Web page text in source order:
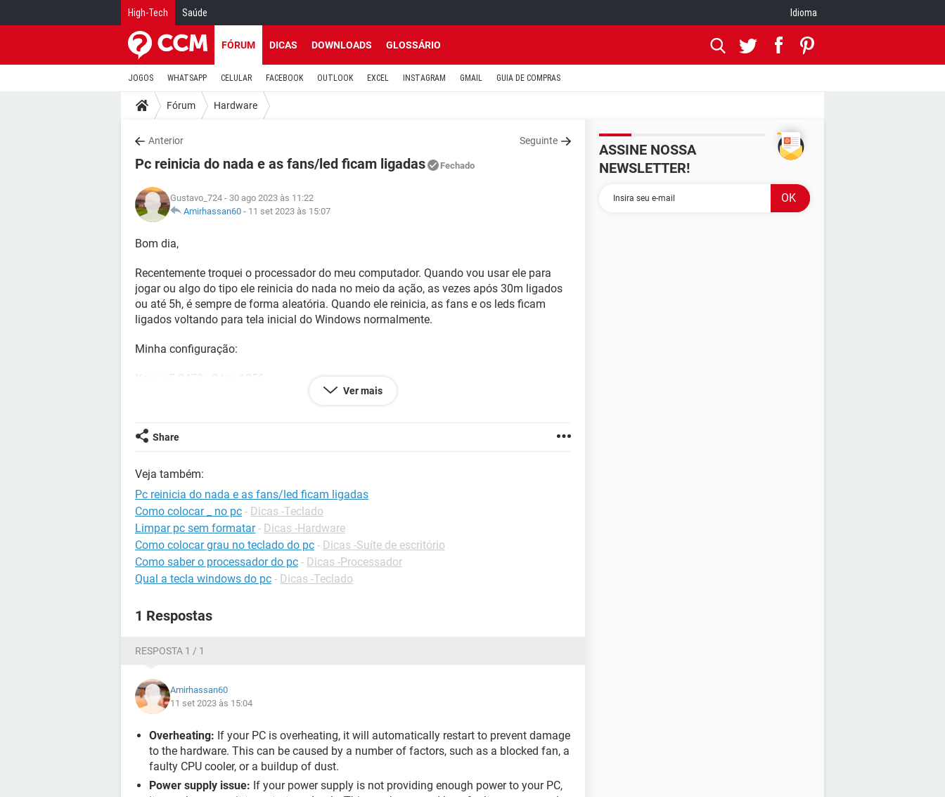
High-Tech Saúde Idioma
FÓRUM DICAS DOWNLOADS GLOSSÁRIO
JOGOS WHATSAPP CELULAR FACEBOOK OUTLOOK EXCEL INSTAGRAM GMAIL GUIA DE COMPRAS
Fórum Hardware
Anterior Seguinte
Pc reinicia do nada e as fans/led ficam ligadas Fechado
Gustavo_724 - 30 ago 2023 às 11:22
Amirhassan60 - 11 set 2023 às 15:07
Bom dia,
Recentemente troquei o processador do meu computador. Quando vou usar ele para
jogar ou algo do tipo ele reinicia do nada no meio da ação, as vezes após 30m ligados
ou até 5h, é sempre de forma aleatória. Quando ele reinicia, as fans e os leds ficam
ligados voltando para tela inicial do Windows normalmente.
‎Minha configuração:
Xeon e5-2470 v2 lga 1356
16gb de ram 1333mhz
Gtx 550ti zotac
Fonte 500w 80 plus w
Ver mais
Share
Veja também:
Pc reinicia do nada e as fans/led ficam ligadas
Como colocar _ no pc - Dicas -Teclado
Limpar pc sem formatar - Dicas -Hardware
Como colocar grau no teclado do pc - Dicas -Suíte de escritório
Como saber o processador do pc - Dicas -Processador
Qual a tecla windows do pc - Dicas -Teclado
1 Respostas
RESPOSTA 1 / 1
Amirhassan60
11 set 2023 às 15:04
Overheating: If your PC is overheating, it will automatically restart to prevent damage
to the hardware. This can be caused by a number of factors, such as a blocked fan, a
faulty CPU cooler, or a buildup of dust.
Power supply issue: If your power supply is not providing enough power to your PC,
ASSINE NOSSA
NEWSLETTER!